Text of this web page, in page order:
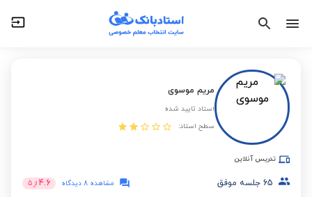
مریم موسوی
استاد تایید شده
سطح استاد:
تدریس آنلاین
65 جلسه موفق مشاهده 8 دیدگاه 4.6 از 5